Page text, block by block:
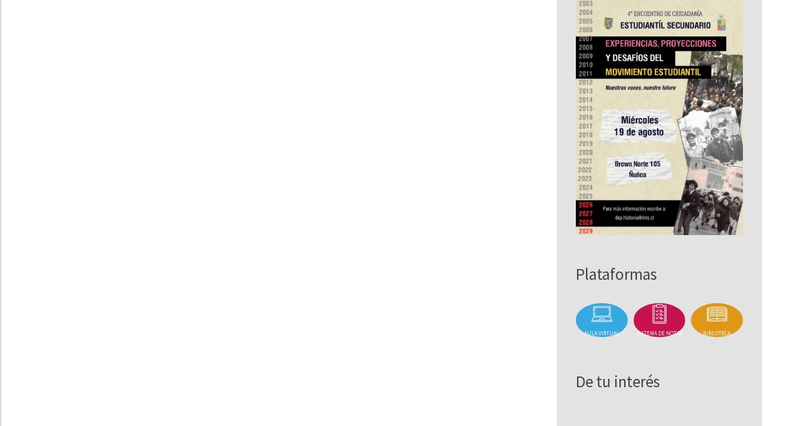
Plataformas
AULA VIRTUAL SISTEMA DE NOTAS BIBLOTECA
De tu interés